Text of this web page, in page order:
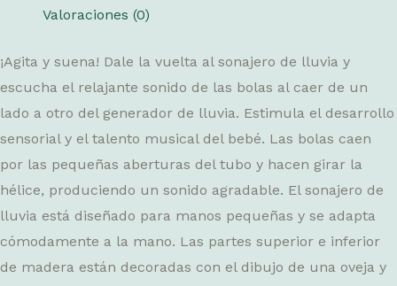
Valoraciones (0)
¡Agita y suena! Dale la vuelta al sonajero de lluvia y
escucha el relajante sonido de las bolas al caer de un
lado a otro del generador de lluvia. Estimula el desarrollo
sensorial y el talento musical del bebé. Las bolas caen
por las pequeñas aberturas del tubo y hacen girar la
hélice, produciendo un sonido agradable. El sonajero de
lluvia está diseñado para manos pequeñas y se adapta
cómodamente a la mano. Las partes superior e inferior
de madera están decoradas con el dibujo de una oveja y